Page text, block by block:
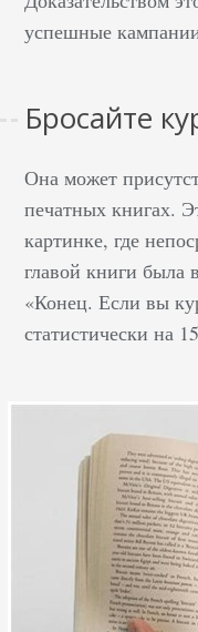
успешные
Бросайте
Она может
печатных книгах.
картинке, где
главой книги была
«Конец. Если вы
статистически на